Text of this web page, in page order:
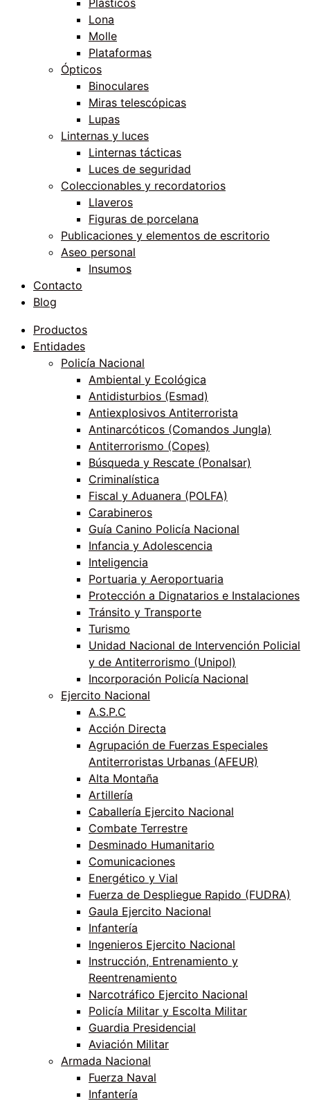
Plásticos
Lona
Molle
Plataformas
Ópticos
Binoculares
Miras telescópicas
Lupas
Linternas y luces
Linternas tácticas
Luces de seguridad
Coleccionables y recordatorios
Llaveros
Figuras de porcelana
Publicaciones y elementos de escritorio
Aseo personal
Insumos
Contacto
Blog
Productos
Entidades
Policía Nacional
Ambiental y Ecológica
Antidisturbios (Esmad)
Antiexplosivos Antiterrorista
Antinarcóticos (Comandos Jungla)
Antiterrorismo (Copes)
Búsqueda y Rescate (Ponalsar)
Criminalística
Fiscal y Aduanera (POLFA)
Carabineros
Guía Canino Policía Nacional
Infancia y Adolescencia
Inteligencia
Portuaria y Aeroportuaria
Protección a Dignatarios e Instalaciones
Tránsito y Transporte
Turismo
Unidad Nacional de Intervención Policial
y de Antiterrorismo (Unipol)
Incorporación Policía Nacional
Ejercito Nacional
A.S.P.C
Acción Directa
Agrupación de Fuerzas Especiales
Antiterroristas Urbanas (AFEUR)
Alta Montaña
Artillería
Caballería Ejercito Nacional
Combate Terrestre
Desminado Humanitario
Comunicaciones
Energético y Vial
Fuerza de Despliegue Rapido (FUDRA)
Gaula Ejercito Nacional
Infantería
Ingenieros Ejercito Nacional
Instrucción, Entrenamiento y
Reentrenamiento
Narcotráfico Ejercito Nacional
Policía Militar y Escolta Militar
Guardia Presidencial
Aviación Militar
Armada Nacional
Fuerza Naval
Infantería